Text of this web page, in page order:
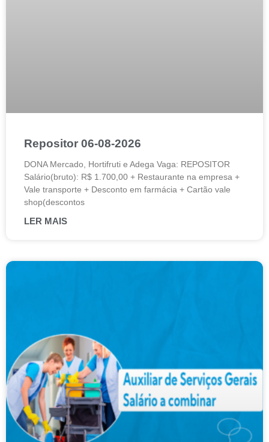
Repositor 06-08-2026
DONA Mercado, Hortifruti e Adega Vaga: REPOSITOR
Salário(bruto): R$ 1.700,00 + Restaurante na empresa +
Vale transporte + Desconto em farmácia + Cartão vale
shop(descontos
LER MAIS